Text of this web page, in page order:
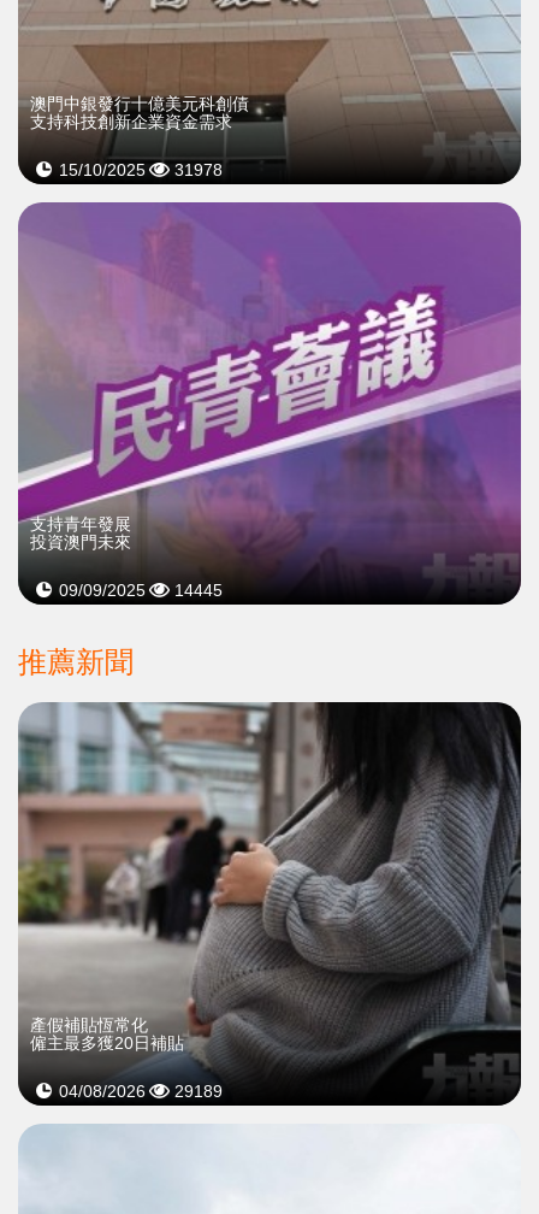
澳門中銀發行十億美元科創債
支持科技創新企業資金需求
15/10/2025 31978
支持青年發展
投資澳門未來
09/09/2025 14445
推薦新聞
產假補貼恆常化
僱主最多獲20日補貼
04/08/2026 29189